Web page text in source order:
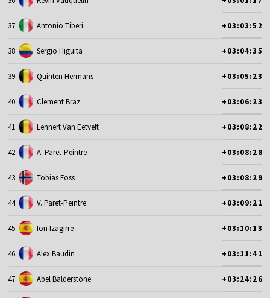
37 Antonio Tiberi +03:03:52
38 Sergio Higuita +03:04:35
39 Quinten Hermans +03:05:23
40 Clement Braz +03:06:23
41 Lennert Van Eetvelt +03:08:22
42 A. Paret-Peintre +03:08:28
43 Tobias Foss +03:08:29
44 V. Paret-Peintre +03:09:21
45 Ion Izagirre +03:10:13
46 Alex Baudin +03:11:41
47 Abel Balderstone +03:24:26